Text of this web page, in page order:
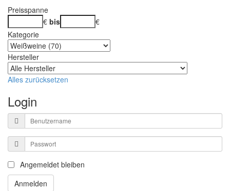
Preisspanne
€ bis
€
Kategorie
Hersteller
Alles zurücksetzen
Login
Benutzername
Passwort
Angemeldet bleiben
Anmelden